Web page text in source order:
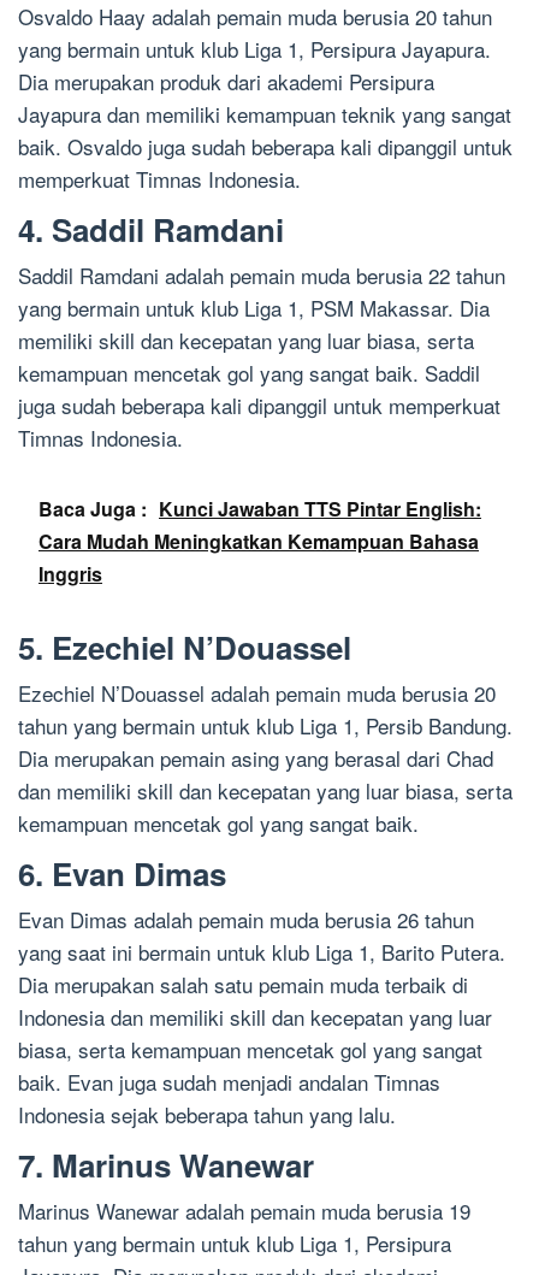
Osvaldo Haay adalah pemain muda berusia 20 tahun
yang bermain untuk klub Liga 1, Persipura Jayapura.
Dia merupakan produk dari akademi Persipura
Jayapura dan memiliki kemampuan teknik yang sangat
baik. Osvaldo juga sudah beberapa kali dipanggil untuk
memperkuat Timnas Indonesia.
4. Saddil Ramdani
Saddil Ramdani adalah pemain muda berusia 22 tahun
yang bermain untuk klub Liga 1, PSM Makassar. Dia
memiliki skill dan kecepatan yang luar biasa, serta
kemampuan mencetak gol yang sangat baik. Saddil
juga sudah beberapa kali dipanggil untuk memperkuat
Timnas Indonesia.
Baca Juga : Kunci Jawaban TTS Pintar English:
Cara Mudah Meningkatkan Kemampuan Bahasa
Inggris
5. Ezechiel N’Douassel
Ezechiel N’Douassel adalah pemain muda berusia 20
tahun yang bermain untuk klub Liga 1, Persib Bandung.
Dia merupakan pemain asing yang berasal dari Chad
dan memiliki skill dan kecepatan yang luar biasa, serta
kemampuan mencetak gol yang sangat baik.
6. Evan Dimas
Evan Dimas adalah pemain muda berusia 26 tahun
yang saat ini bermain untuk klub Liga 1, Barito Putera.
Dia merupakan salah satu pemain muda terbaik di
Indonesia dan memiliki skill dan kecepatan yang luar
biasa, serta kemampuan mencetak gol yang sangat
baik. Evan juga sudah menjadi andalan Timnas
Indonesia sejak beberapa tahun yang lalu.
7. Marinus Wanewar
Marinus Wanewar adalah pemain muda berusia 19
tahun yang bermain untuk klub Liga 1, Persipura